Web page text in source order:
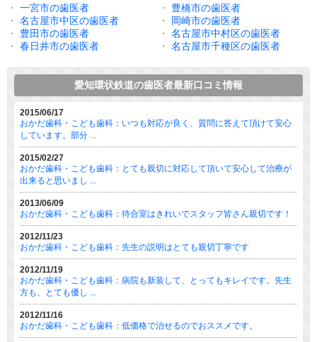
・ 一宮市の歯医者 ・
豊橋市の歯医者
・
名古屋市中区の歯医者 ・
岡崎市の歯医者
・
豊田市の歯医者 ・
名古屋市中村区の歯医者
・
春日井市の歯医者 ・ 名古屋市千種区の歯医者
愛知環状鉄道の歯医者最新口コミ情報
2015/06/17
おかだ歯科・こども歯科：いつも対応が良く、質問に答えて頂けて安心
しています。部分 ...
2015/02/27
おかだ歯科・こども歯科：とても親切に対応して頂いて安心して治療が
出来ると思いまし ...
2013/06/09
おかだ歯科・こども歯科：待合室はきれいでスタッフ皆さん親切です！
2012/11/23
おかだ歯科・こども歯科：先生の説明はとても親切丁寧です
2012/11/19
おかだ歯科・こども歯科：病院も新装して、とってもキレイです。先生
方も、とても優し ...
2012/11/16
おかだ歯科・こども歯科：低価格で治せるのでおススメです。